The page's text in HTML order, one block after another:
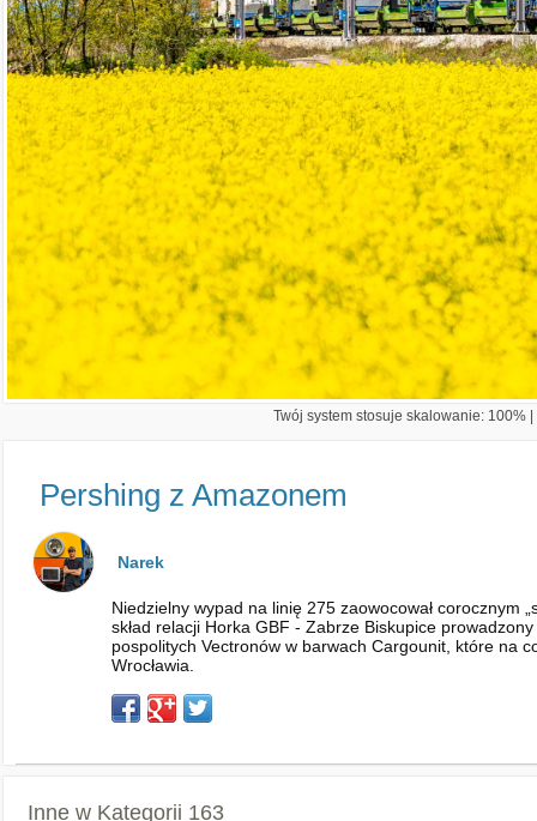
Twój system stosuje skalowanie: 100%
Pershing z Amazonem
Narek
Niedzielny wypad na linię 275 zaowocował corocznym
skład relacji Horka GBF - Zabrze Biskupice
pospolitych Vectronów w barwach Cargounit, które na
Wrocławia.
Inne w Kategorii 163